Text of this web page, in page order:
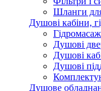
Шланги
Душові кабіни,
Душові
Душові
Душові
Душове